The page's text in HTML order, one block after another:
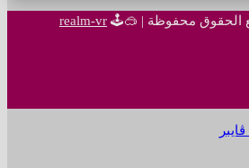
🥽🕹
realm-vr
ڤايبر